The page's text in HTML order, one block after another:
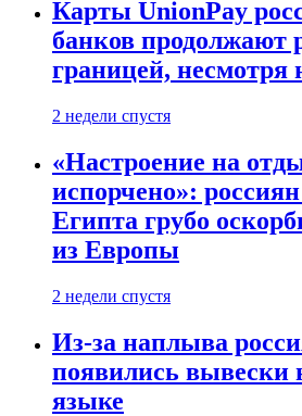
Карты UnionPay
банков продолжают
границей,
2 недели спустя
«Настроение на
испорчено»:
Египта грубо
из Европы
2 недели спустя
Из-за наплыва
появились вывески
языке